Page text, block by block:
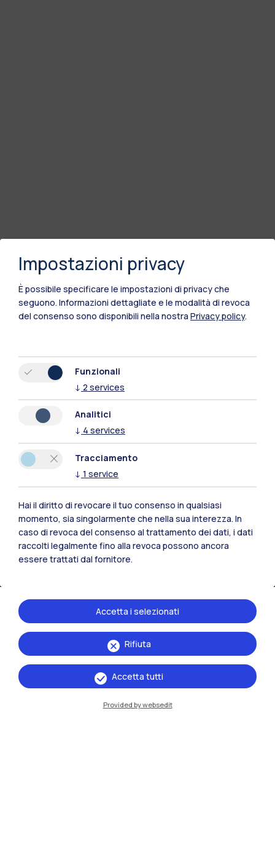
Polimi Community
Residenze
IT EN
Milano Leonardo
Milano Bovisa
Cremona
Lecco
Impostazioni privacy
È possibile specificare le impostazioni di privacy che
seguono. Informazioni dettagliate e le modalità di revoca
del consenso sono disponibili nella nostra Privacy policy.
Funzionali
↓ 2 services
Analitici
↓ 4 services
Tracciamento
↓ 1 service
Hai il diritto di revocare il tuo consenso in qualsiasi
momento, sia singolarmente che nella sua interezza. In
caso di revoca del consenso al trattamento dei dati, i dati
raccolti legalmente fino alla revoca possono ancora
essere trattati dal fornitore.
Rifiuta
Accetta i selezionati
Accetta tutti
Provided by websedit